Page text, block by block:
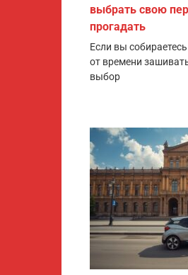
выбрать свою
прогадать
Если вы
от времени
выбор